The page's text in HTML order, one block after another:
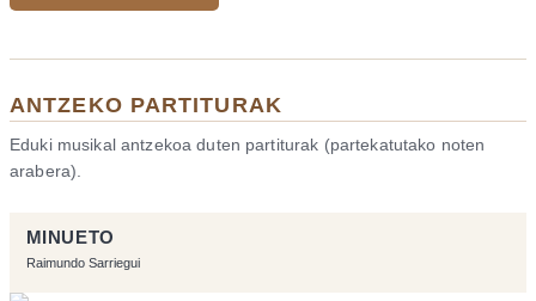
ANTZEKO PARTITURAK
Eduki musikal antzekoa duten partiturak (partekatutako noten
arabera).
MINUETO
Raimundo Sarriegui